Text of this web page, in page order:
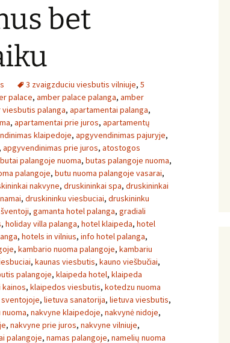
bet
3 zvaigzduciu viesbutis vilniuje, 5
palace, amber palace palanga, amber
viesbutis palanga, apartamentai palanga,
, apartamentai prie juros, apartamentų
klaipedoje, apgyvendinimas pajuryje,
, apgyvendinimas prie juros, atostogos
butai palangoje nuoma, butas palangoje nuoma,
palangoje, butu nuoma palangoje vasarai,
nakvyne, druskininkai spa, druskininkai
, druskininku viesbuciai, druskininku
, gamanta hotel palanga, gradiali
, holiday villa palanga, hotel klaipeda, hotel
, hotels in vilnius, info hotel palanga,
, kambario nuoma palangoje, kambariu
, kaunas viesbutis, kauno viešbučiai,
palangoje, klaipeda hotel, klaipeda
, klaipedos viesbutis, kotedzu nuoma
sventojoje, lietuva sanatorija, lietuva viesbutis,
, nakvyne klaipedoje, nakvynė nidoje,
, nakvyne prie juros, nakvyne vilniuje,
palangoje, namas palangoje, namelių nuoma